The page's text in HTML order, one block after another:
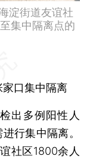
淀街道友谊社
集中隔离点的
口集中隔离
出多例阳性人
行集中隔离。
社区1800余人